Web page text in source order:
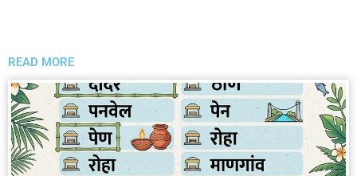
READ MORE